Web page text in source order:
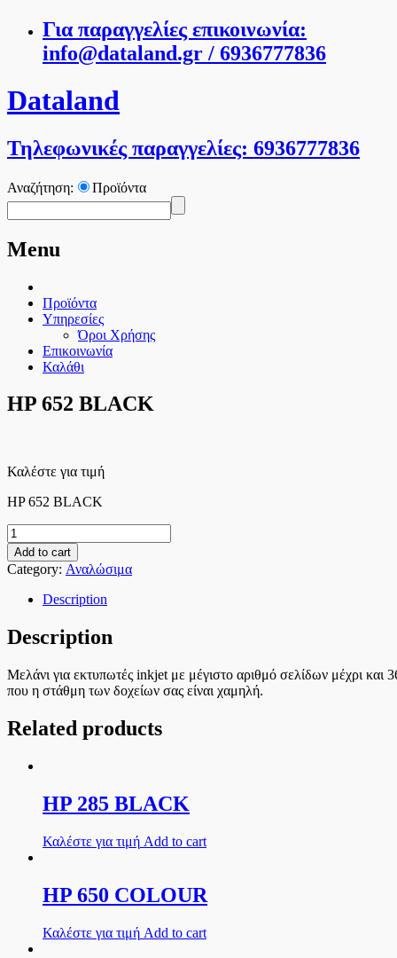
Για παραγγελίες επικοινωνία:
info@dataland.gr / 6936777836
Dataland
Τηλεφωνικές παραγγελίες: 6936777836
Αναζήτηση: Προϊόντα
Menu
Προϊόντα
Υπηρεσίες
Όροι Χρήσης
Επικοινωνία
Καλάθι
HP 652 BLACK
Καλέστε για τιμή
HP 652 BLACK
HP
652
BLACK
quantity
Add to cart
Category: Αναλώσιμα
Description
Description
Μελάνι για εκτυπωτές inkjet με μέγιστο αριθμό σελίδων μέχρι και
που η στάθμη των δοχείων σας είναι χαμηλή.
Related products
HP 285 BLACK
Καλέστε για τιμή Add to cart
HP 650 COLOUR
Καλέστε για τιμή Add to cart